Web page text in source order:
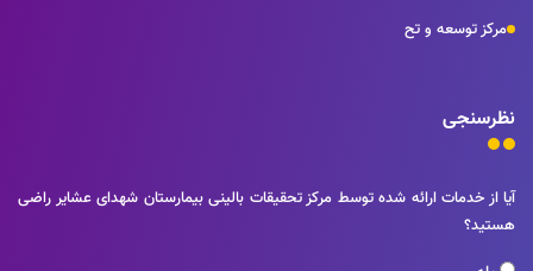
مرکز توسعه و تح
نظرسنجی
آیا از خدمات ارائه شده توسط مرکز تحقیقات بالینی بیمارستان شهدای عشایر راضی
هستید؟